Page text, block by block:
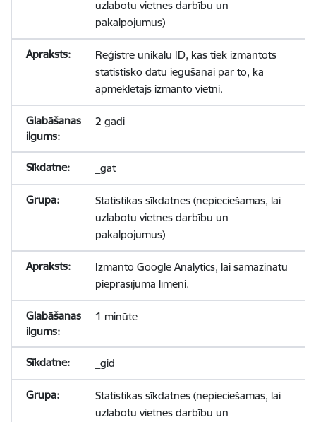
uzlabotu vietnes darbību un
pakalpojumus)
Reģistrē unikālu ID, kas tiek izmantots
statistisko datu iegūšanai par to, kā
apmeklētājs izmanto vietni.
2 gadi
_gat
Statistikas sīkdatnes (nepieciešamas, lai
uzlabotu vietnes darbību un
pakalpojumus)
Izmanto Google Analytics, lai samazinātu
pieprasījuma līmeni.
1 minūte
_gid
Statistikas sīkdatnes (nepieciešamas, lai
uzlabotu vietnes darbību un